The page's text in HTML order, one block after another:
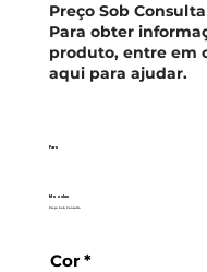
Faro
Moovlux
Preço Sob Consulta
Cor
Preço Sob Consulta
Para obter
produto, entre em
aqui para ajudar.